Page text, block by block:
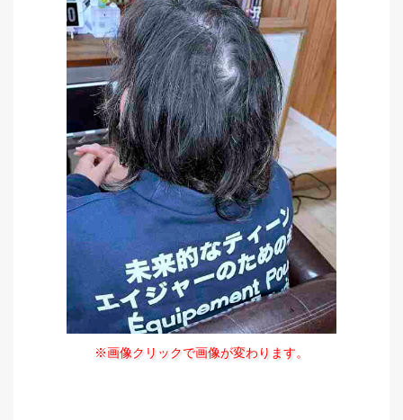
※画像クリックで画像が変わります。